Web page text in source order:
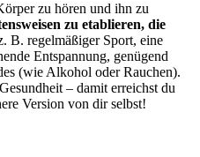
zu hören und ihn zu
zu etablieren, die
B. regelmäßiger Sport, eine
Entspannung, genügend
(wie Alkohol oder Rauchen).
– damit erreichst du
Version von dir selbst!